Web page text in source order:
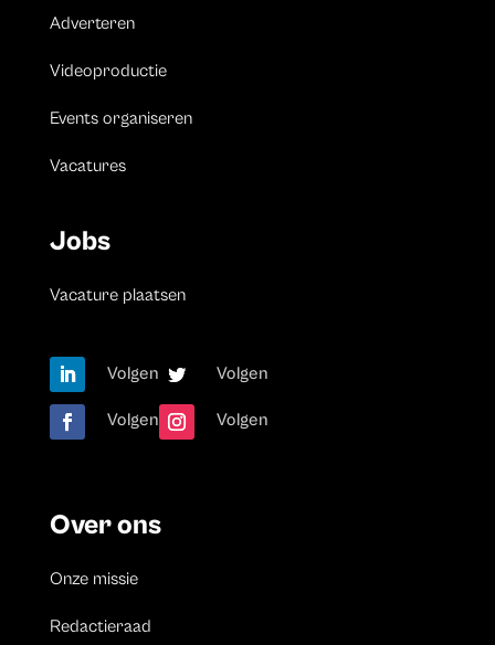
Adverteren
Videoproductie
Events organiseren
Vacatures
Jobs
Vacature plaatsen
Volgen Volgen
Volgen Volgen
Over ons
Onze missie
Redactieraad